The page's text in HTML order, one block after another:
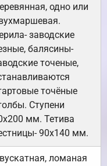
одно или
заводские
балясины-
точеные,
точёные
Ступени
мм. Тетива
90х140 мм.
ломаная